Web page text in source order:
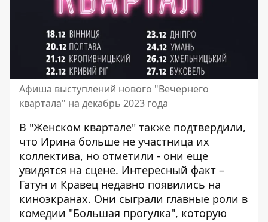
Афиша выступлений нового "Вечернего
квартала" на декабрь 2023 года
В "Женском квартале" также подтвердили,
что Ирина больше не участница их
коллектива, но отметили - они еще
увидятся на сцене. Интересный факт –
Гатун и Кравец недавно появились на
киноэкранах. Они сыграли главные роли в
комедии "Большая прогулка", которую